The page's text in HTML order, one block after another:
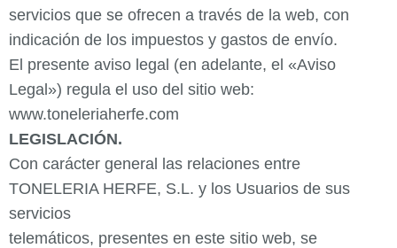
servicios que se ofrecen a través de la web, con
indicación de los impuestos y gastos de envío.
El presente aviso legal (en adelante, el «Aviso
Legal») regula el uso del sitio web:
www.toneleriaherfe.com
LEGISLACIÓN.
Con carácter general las relaciones entre
TONELERIA HERFE, S.L. y los Usuarios de sus
servicios
telemáticos, presentes en este sitio web, se